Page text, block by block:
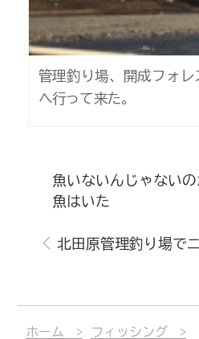
管理釣り場、開成フォレ
へ行って来た。
北田原管理釣り場で
魚いないんじゃない
魚はいた
ホーム
フィッシング